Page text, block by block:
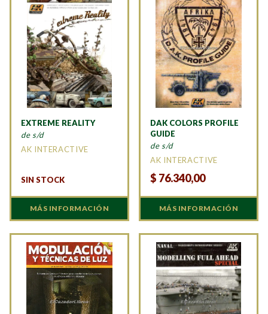
EXTREME REALITY
de s/d
AK INTERACTIVE
SIN STOCK
MÁS INFORMACIÓN
DAK COLORS PROFILE
GUIDE
de s/d
AK INTERACTIVE
$ 76.340,00
MÁS INFORMACIÓN